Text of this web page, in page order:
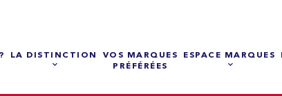
LA DISTINCTION
VOS MARQUES
PRÉFÉRÉES
ESPACE MARQUES